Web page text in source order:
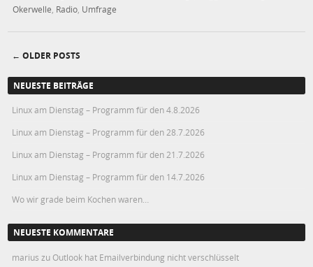
Okerwelle Radio Umfrage
Post navigation
← OLDER POSTS
NEUESTE BEITRÄGE
Linux am Dienstag – Programm für den 4.8.2026
Linux am Dienstag – Programm für den 28.7.2026
Linux am Dienstag – Programm für den 21.7.2026
Linux am Dienstag – Programm für den 14.7.2026
Wo wir grade beim Kochen waren…
NEUESTE KOMMENTARE
marius zu Outlook hat Emailverbindung nicht verschlüsselt